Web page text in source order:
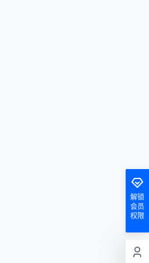
解锁
会员
权限